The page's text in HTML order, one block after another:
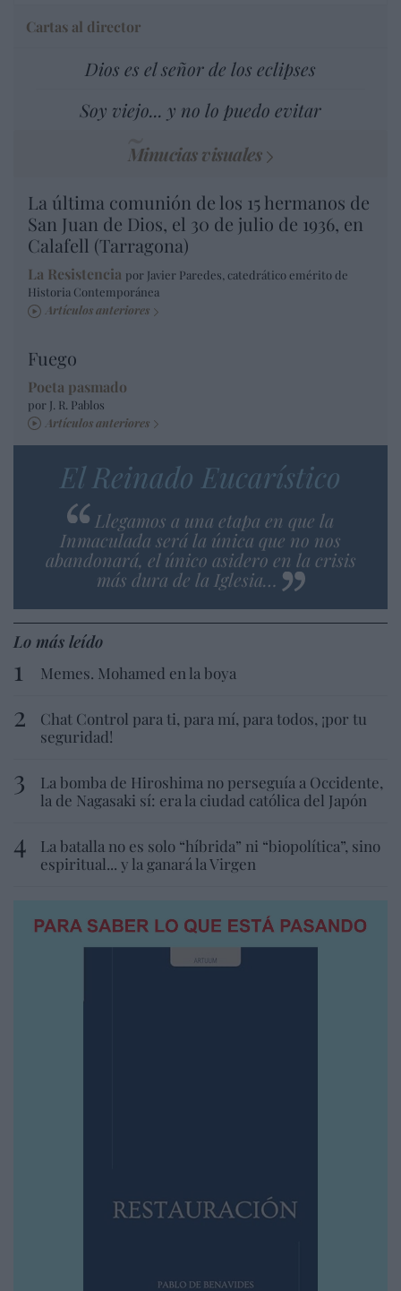
Cartas al director
Dios es el señor de los eclipses
Soy viejo... y no lo puedo evitar
Minucias visuales
La última comunión de los 15 hermanos de
San Juan de Dios, el 30 de julio de 1936, en
Calafell (Tarragona)
La Resistencia por Javier Paredes, catedrático emérito de
Historia Contemporánea
Artículos anteriores
Fuego
Poeta pasmado
por J. R. Pablos
Artículos anteriores
El Reinado Eucarístico
Llegamos a una etapa en que la
Inmaculada será la única que no nos
abandonará, el único asidero en la crisis
más dura de la Iglesia…
Lo más leído
Memes. Mohamed en la boya
Chat Control para ti, para mí, para todos, ¡por tu
seguridad!
La bomba de Hiroshima no perseguía a Occidente,
la de Nagasaki sí: era la ciudad católica del Japón
La batalla no es solo “híbrida” ni “biopolítica”, sino
espiritual... y la ganará la Virgen